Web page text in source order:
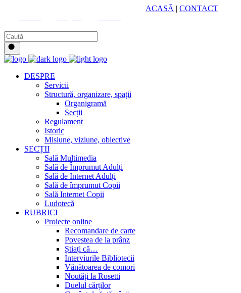
ACASĂ | CONTACT
DESPRE
Servicii
Structură, organizare, spații
Organigramă
Secții
Regulament
Istoric
Misiune, viziune, obiective
SECȚII
Sală Multimedia
Sală de Împrumut Adulți
Sală de Internet Adulți
Sală de împrumut Copii
Sală Internet Copii
Ludotecă
RUBRICI
Proiecte online
Recomandare de carte
Povestea de la prânz
Știați că…
Interviurile Bibliotecii
Vânătoarea de comori
Noutăți la Rosetti
Duelul cărților